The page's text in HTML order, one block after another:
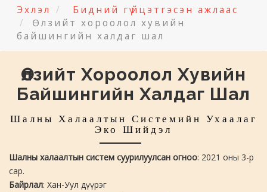
Эхлэл
Бидний гүйцэтгэсэн ажлаас
Өлзийт хороолол хувийн
байшингийн халдаг шал
Өлзийт Хороолол Хувийн
Байшингийн Халдаг Шал
Шалны Халаалтын Системийн Ухаалаг
Эко Шийдэл
Шалны халаалтын систем суурилуулсан огноо: 2021 оны 3-р
сар.
Байрлал: Хан-Уул дүүрэг